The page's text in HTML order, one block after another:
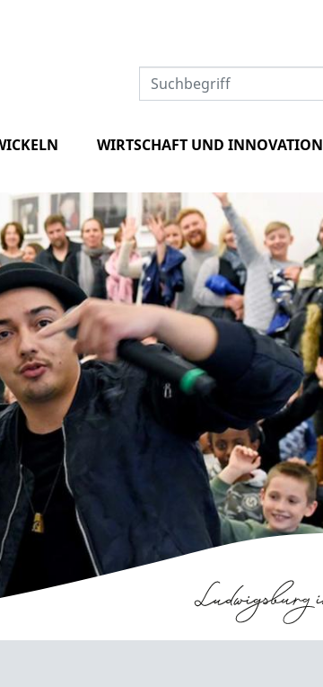
WIRTSCHAFT UND INNOVATION